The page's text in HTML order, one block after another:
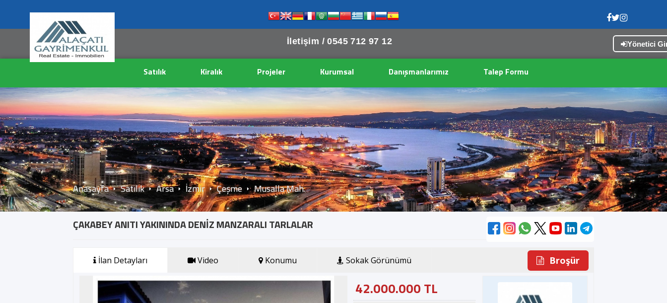
İletişim /0545 712 97 12 Yönetici
Satılık Kiralık Projeler Kurumsal Danışmanlarımız Talep Formu
Anasayfa Satılık Arsa İzmir Çeşme Musalla Mah.
ÇAKABEY ANITI YAKININDA DENİZ MANZARALI TARLALAR
Mesaj Gönder
Alaçatı Gayrimenkul
Alaçatı Gayrimenkul
Tel: 0538 314 08 06
Aşağıdaki bilgileri doldurun ve Gönder tuşuna basın.
Mailinize gelecek onay linkine tıkladığınızda
mesaj sayfasına yönlendirileceksiniz.
GSM *
İlan Detayları Video Konumu Sokak Görünümü Broşür
42.000.000 TL